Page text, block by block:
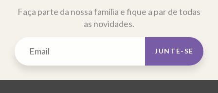
Faça parte da nossa família e fique a par de todas
as novidades.
JUNTE-SE